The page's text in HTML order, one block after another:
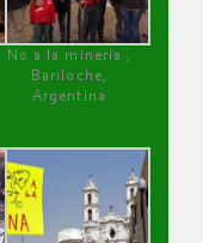
No a la minería ,
Bariloche,
Argentina